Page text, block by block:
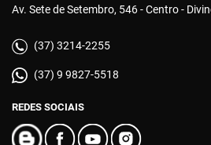
Av. Sete de Setembro, 546 - Centro -
(37) 3214-2255
(37) 9 9827-5518
REDES SOCIAIS